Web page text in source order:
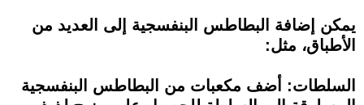
يمكن إضافة البطاطس البنفسجية إلى العديد من
الأطباق، مثل:
السلطات: أضف مكعبات من البطاطس البنفسجية